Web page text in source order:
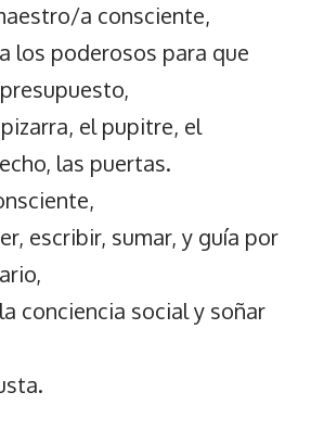
a consciente,
los poderosos para que
el pupitre, el
las puertas.
escribir, sumar, y guía por
conciencia social y soñar